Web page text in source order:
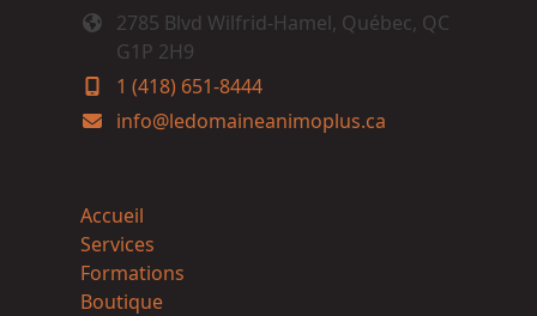
2785 Blvd Wilfrid-Hamel, Québec, QC
G1P 2H9
1 (418) 651-8444
info@ledomaineanimoplus.ca
Accueil
Services
Formations
Boutique